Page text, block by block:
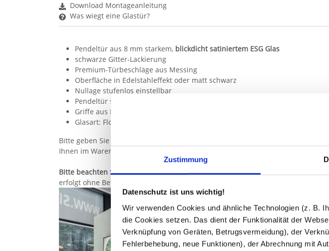
Zustimmung
Datenschutz ist uns wichtig!
Wir verwenden Cookies und ähnliche Technologien (z. B.
die Cookies setzen. Das dient der Funktionalität der
Verknüpfung von Geräten, Betrugsvermeidung), der
Fehlerbehebung, neue Funktionen), der Abrechnung mit
Pendeltür aus 8 mm starkem, blickdicht satiniertem ESG Glas
schwarze Gitter-Lackierung
Premium-Türbeschläge aus Messing
Oberfläche in Edelstahleffekt oder matt schwarz
Nullage stufenlos einstellbar
Pendeltür schließt ab 15° selbst
Griffe aus Edelstahl gebürstet oder schwarz
Glasart: Floatglas oder in Variante Weißglas erhältlich
Bitte geben Sie im Konfigurator die lichten Maße der Türöffnung ein (Höhe
Ihnen im Warenkorb angezeigt.
Bitte beachten Sie:Die Wandbefestigung ist nicht verdeckt; die Schrauben
erfolgt ohne Befestigungsmaterial, da wir die Beschaffenheit Ihrer Wände nicht
Sie haben gelesen: Pendeltür aus satiniertem Glas Industrielook schwarz Frame
Download Montageanleitung
Was wiegt eine Glastür?